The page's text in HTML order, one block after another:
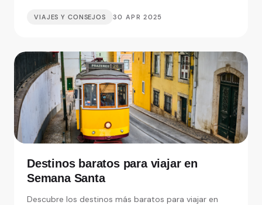
VIAJES Y CONSEJOS 30 APR 2025
Destinos baratos para viajar en
Semana Santa
Descubre los destinos más baratos para viajar en